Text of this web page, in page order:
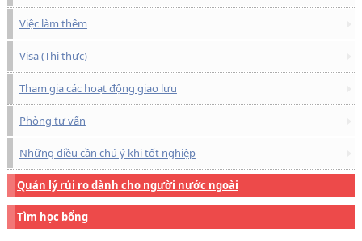
Việc làm thêm
Visa (Thị thực)
Tham gia các hoạt động giao lưu
Phòng tư vấn
Những điều cần chú ý khi tốt nghiệp
Quản lý rủi ro dành cho người nước ngoài
Tìm học bổng